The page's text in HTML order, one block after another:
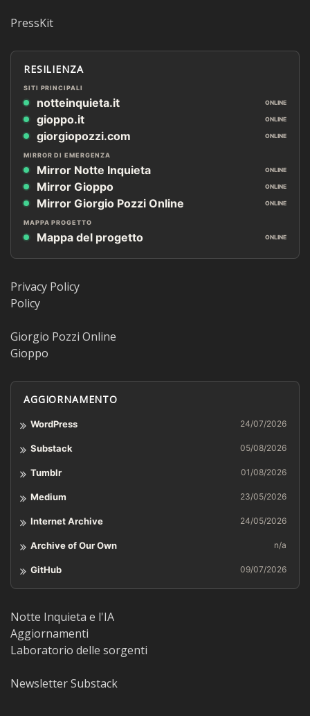
PressKit
RESILIENZA
SITI PRINCIPALI
notteinquieta.it ONLINE
gioppo.it ONLINE
giorgiopozzi.com ONLINE
MIRROR DI EMERGENZA
Mirror Notte Inquieta ONLINE
Mirror Gioppo ONLINE
Mirror Giorgio Pozzi Online ONLINE
MAPPA PROGETTO
Mappa del progetto ONLINE
Privacy Policy
Policy
Giorgio Pozzi Online
Gioppo
AGGIORNAMENTO
WordPress 24/07/2026
Substack 05/08/2026
Tumblr 01/08/2026
Medium 23/05/2026
Internet Archive 24/05/2026
Archive of Our Own n/a
GitHub 09/07/2026
Notte Inquieta e l'IA
Aggiornamenti
Laboratorio delle sorgenti
Newsletter Substack